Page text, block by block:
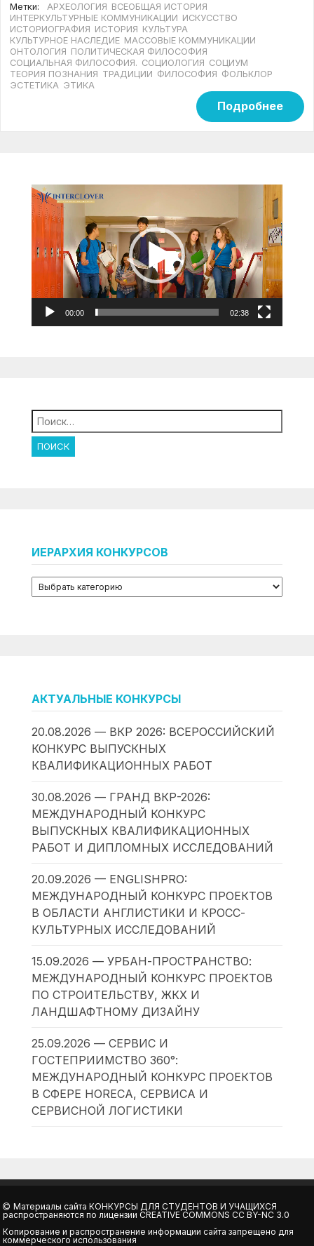
Метки: АРХЕОЛОГИЯ ВСЕОБЩАЯ ИСТОРИЯ
ИНТЕРКУЛЬТУРНЫЕ КОММУНИКАЦИИ ИСКУССТВО
ИСТОРИОГРАФИЯ ИСТОРИЯ КУЛЬТУРА
КУЛЬТУРНОЕ НАСЛЕДИЕ МАССОВЫЕ КОММУНИКАЦИИ
ОНТОЛОГИЯ ПОЛИТИЧЕСКАЯ ФИЛОСОФИЯ
СОЦИАЛЬНАЯ ФИЛОСОФИЯ. СОЦИОЛОГИЯ СОЦИУМ
ТЕОРИЯ ПОЗНАНИЯ ТРАДИЦИИ ФИЛОСОФИЯ ФОЛЬКЛОР
ЭСТЕТИКА ЭТИКА
Подробнее
Видеоплеер
00:00 02:38
Найти:
ИЕРАРХИЯ КОНКУРСОВ
АКТУАЛЬНЫЕ КОНКУРСЫ
20.08.2026 — ВКР 2026: ВСЕРОССИЙСКИЙ
КОНКУРС ВЫПУСКНЫХ
КВАЛИФИКАЦИОННЫХ РАБОТ
30.08.2026 — ГРАНД ВКР-2026:
МЕЖДУНАРОДНЫЙ КОНКУРС
ВЫПУСКНЫХ КВАЛИФИКАЦИОННЫХ
РАБОТ И ДИПЛОМНЫХ ИССЛЕДОВАНИЙ
20.09.2026 — ENGLISHPRO:
МЕЖДУНАРОДНЫЙ КОНКУРС ПРОЕКТОВ
В ОБЛАСТИ АНГЛИСТИКИ И КРОСС-
КУЛЬТУРНЫХ ИССЛЕДОВАНИЙ
15.09.2026 — УРБАН-ПРОСТРАНСТВО:
МЕЖДУНАРОДНЫЙ КОНКУРС ПРОЕКТОВ
ПО СТРОИТЕЛЬСТВУ, ЖКХ И
ЛАНДШАФТНОМУ ДИЗАЙНУ
25.09.2026 — СЕРВИС И
ГОСТЕПРИИМСТВО 360°:
МЕЖДУНАРОДНЫЙ КОНКУРС ПРОЕКТОВ
В СФЕРЕ HORECA, СЕРВИСА И
СЕРВИСНОЙ ЛОГИСТИКИ
Материалы сайтаКОНКУРСЫ ДЛЯ СТУДЕНТОВ И УЧАЩИХСЯ
распространяются по лицензииCREATIVE COMMONS CC BY-NC 3.0
Копирование и распространение информации сайта запрещено для
коммерческого использования